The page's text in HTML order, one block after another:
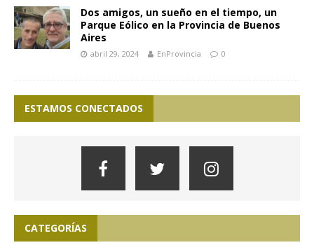
Dos amigos, un sueño en el tiempo, un
Parque Eólico en la Provincia de Buenos
Aires
abril 29, 2024 EnProvincia 0
ESTAMOS CONECTADOS
CATEGORÍAS